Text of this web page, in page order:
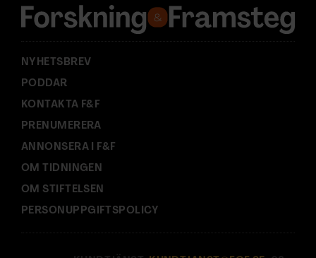
s
:
NYHETSBREV
PODDAR
KONTAKTA F&F
PRENUMERERA
ANNONSERA I F&F
OM TIDNINGEN
OM STIFTELSEN
PERSONUPPGIFTSPOLICY